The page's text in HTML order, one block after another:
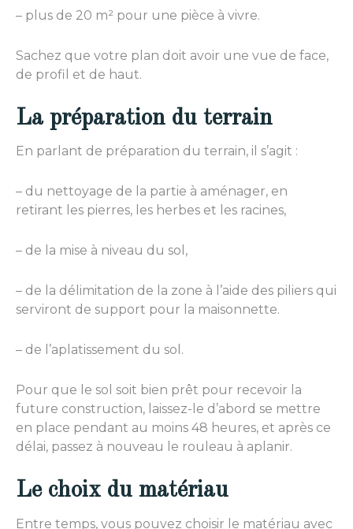
– plus de 20 m² pour une pièce à vivre.
Sachez que votre plan doit avoir une vue de face,
de profil et de haut.
La préparation du terrain
En parlant de préparation du terrain, il s’agit :
– du nettoyage de la partie à aménager, en
retirant les pierres, les herbes et les racines,
– de la mise à niveau du sol,
– de la délimitation de la zone à l’aide des piliers qui
serviront de support pour la maisonnette.
– de l’aplatissement du sol.
Pour que le sol soit bien prêt pour recevoir la
future construction, laissez-le d’abord se mettre
en place pendant au moins 48 heures, et après ce
délai, passez à nouveau le rouleau à aplanir.
Le choix du matériau
Entre temps, vous pouvez choisir le matériau avec